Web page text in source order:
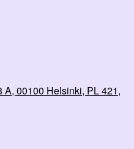
A, 00100 Helsinki, PL 421,